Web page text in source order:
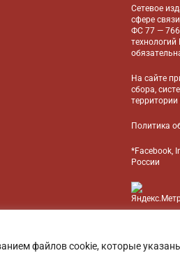
файлов cookie, которые
Сетевое
сфере
ФС 77 —
На сайте
сбора,
Политика
*Facebook,
России
ФОТОБАНК